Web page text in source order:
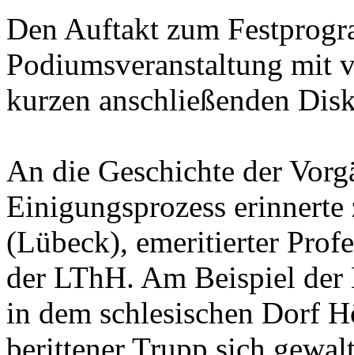
Den Auftakt zum
Podiumsveranstaltung mit
kurzen anschließenden
An die Geschichte der
Einigungsprozess
(Lübeck), emeritierter
der LThH. Am Beispiel der
in dem schlesischen Dorf